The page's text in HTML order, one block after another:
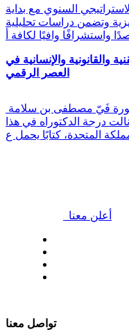
السنوي مع بداية
وتضمن دراسات تحليلية
واستشرافًا وافيًا لكافة أ
والقانونية والإنسانية في
العصر الرقمي
درجة الدكتوراه في هذا
المتحدة، كتابًا يحمل ع
أعلن معنا
تواصل معنا